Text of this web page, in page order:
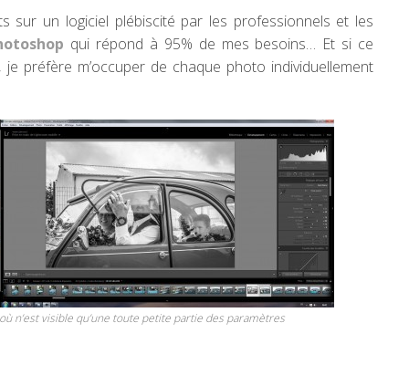
sur un logiciel plébiscité par les professionnels et les
qui répond à 95% de mes besoins… Et si ce
préfère m’occuper de chaque photo individuellement
n’est visible qu’une toute petite partie des paramètres